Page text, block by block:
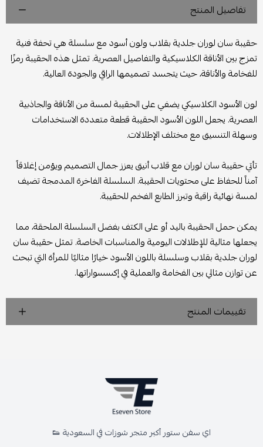
تفاصيل المنتج
حقيبة سان لوران جلدية بقلاب ولون أسود مع سلسلة هي تحفة فنية
تمزج بين الأناقة الكلاسيكية والتفاصيل العصرية. تمثل هذه الحقيبة رمزًا
للفخامة والأناقة، حيث يتجسد تصميمها الراقي والجودة العالية.
لون الأسود الكلاسيكي يضفي على الحقيبة لمسة من الأناقة والجاذبية
العصرية. يجعل اللون الأسود الحقيبة قطعة متعددة الاستخدامات
وسهلة التنسيق مع مختلف الإطلالات.
تأتي حقيبة سان لوران مع قلاب أنيق يعزز جمال التصميم ويؤمن إغلاقاً
آمناً للحفاظ على محتويات الحقيبة. السلسلة الفاخرة المدمجة تضيف
لمسة نهائية راقية وتبرز الطابع الفخم للحقيبة.
يمكن حمل الحقيبة باليد أو على الكتف بفضل السلسلة الملحقة، مما
يجعلها مثالية للإطلالات اليومية والمناسبات الخاصة. تمثل حقيبة سان
لوران جلدية بقلاب وسلسلة باللون الأسود خيارًا مثاليًا للمرأة التي تبحث
عن توازن مثالي بين الفخامة والعملية في إكسسواراتها.
تقييمات المنتج
اي سفن ستور أكبر متجر شوزات في السعودية 👟